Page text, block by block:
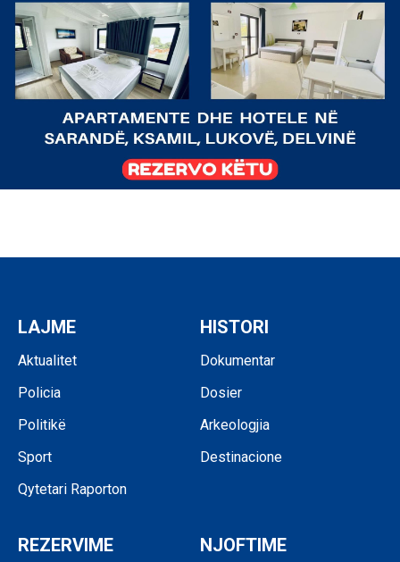
LAJME
Aktualitet
Policia
Politikë
Sport
Qytetari Raporton
HISTORI
Dokumentar
Dosier
Arkeologjia
Destinacione
REZERVIME NJOFTIME